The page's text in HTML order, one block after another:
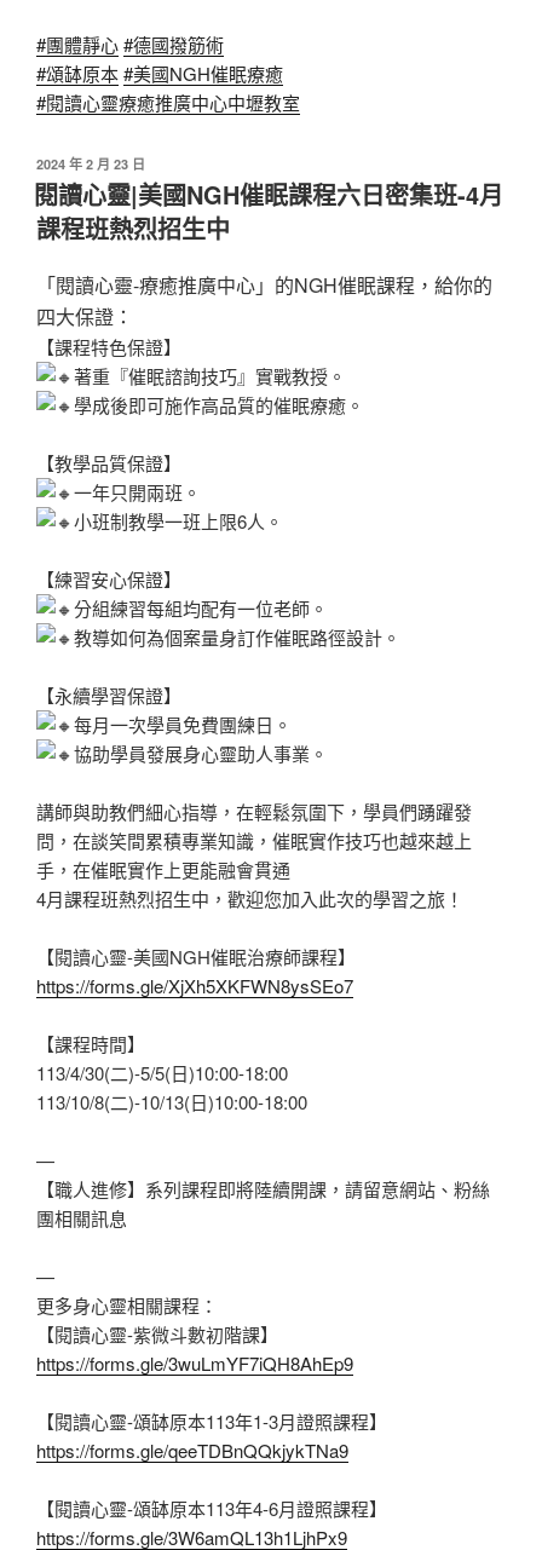
#團體靜心#德國撥筋術
#頌缽原本#美國NGH催眠療癒
#閱讀心靈療癒推廣中心中壢教室
發
佈
於
2024 年 2 月 23 日
閱讀心靈|美國NGH催眠課程六日密集班-4月
課程班熱烈招生中
「閱讀心靈-療癒推廣中心」的NGH催眠課程，給你的
四大保證：
【課程特色保證】
著重『催眠諮詢技巧』實戰教授。
學成後即可施作高品質的催眠療癒。
【教學品質保證】
一年只開兩班。
小班制教學一班上限6人。
【練習安心保證】
分組練習每組均配有一位老師。
教導如何為個案量身訂作催眠路徑設計。
【永續學習保證】
每月一次學員免費團練日。
協助學員發展身心靈助人事業。
講師與助教們細心指導，在輕鬆氛圍下，學員們踴躍發
問，在談笑間累積專業知識，催眠實作技巧也越來越上
手，在催眠實作上更能融會貫通
4月課程班熱烈招生中，歡迎您加入此次的學習之旅！
【閱讀心靈-美國NGH催眠治療師課程】
https://forms.gle/XjXh5XKFWN8ysSEo7
【課程時間】
113/4/30(二)-5/5(日)10:00-18:00
113/10/8(二)-10/13(日)10:00-18:00
—
【職人進修】系列課程即將陸續開課，請留意網站、粉絲
團相關訊息
—
更多身心靈相關課程：
【閱讀心靈-紫微斗數初階課】
https://forms.gle/3wuLmYF7iQH8AhEp9
【閱讀心靈-頌缽原本113年1-3月證照課程】
https://forms.gle/qeeTDBnQQkjykTNa9
【閱讀心靈-頌缽原本113年4-6月證照課程】
https://forms.gle/3W6amQL13h1LjhPx9